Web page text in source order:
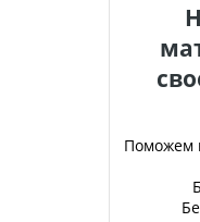
Поможем